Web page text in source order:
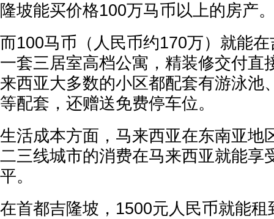
隆坡能买价格100万马币以上的房产
而100马币（人民币约170万）就能
一套三居室高档公寓，精装修交付直
来西亚大多数的小区都配套有游泳池
等配套，还赠送免费停车位。
生活成本方面，马来西亚在东南亚地
二三线城市的消费在马来西亚就能享
平。
在首都吉隆坡，1500元人民币就能